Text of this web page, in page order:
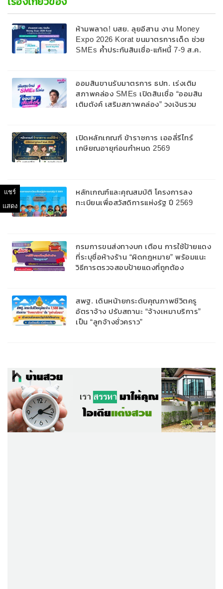
ห้ามพลาด! บสย. ลุยอีสาน งาน Money
Expo 2026 Korat ขนมาตรการเด็ด ช่วย
SMEs ค้ำประกันสินเชื่อ-แก้หนี้ 7-9 ส.ค.
ออมสินขานรับมาตรการ ธปท. เร่งเติม
สภาพคล่อง SMEs เปิดสินเชื่อ “ออมสิน
เติมตังค์ เสริมสภาพคล่อง” วงเงินรวม
สูงสุด 10 ปี
เปิดหลักเกณฑ์ ข้าราชการ เออลี่รีไทร์
เกษียณอายุก่อนกำหนด 2569
หลักเกณฑ์และคุณสมบัติ โครงการลง
ทะเบียนเพื่อสวัสดิการแห่งรัฐ ปี 2569
กรมการขนส่งทางบก เตือน การใช้ป้ายแดง
ที่ระบุชื่อห้างร้าน “ผิดกฎหมาย” พร้อมแนะ
วิธีการตรวจสอบป้ายแดงที่ถูกต้อง
สพฐ. เดินหน้ายกระดับคุณภาพชีวิตครู
อัตราจ้าง ปรับสถานะ “จ้างเหมาบริการ”
เป็น “ลูกจ้างชั่วคราว”
แชร์
แสดง